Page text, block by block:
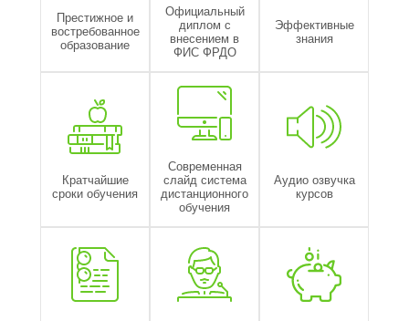
Престижное и
востребованное
образование
Официальный
диплом с
внесением в
ФИС ФРДО
Эффективные
знания
Кратчайшие
сроки обучения
Современная
слайд система
дистанционного
обучения
Аудио озвучка
курсов